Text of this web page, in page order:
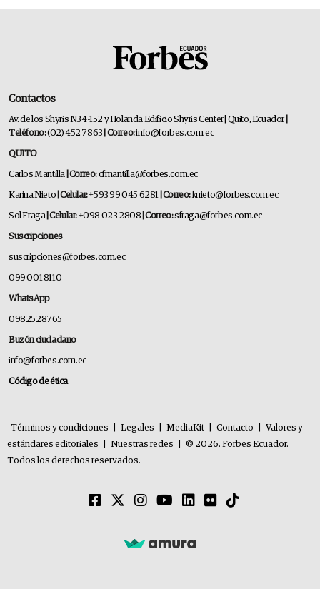
Contactos
Av. de los Shyris N34-152 y Holanda Edificio Shyris Center | Quito, Ecuador
Teléfono:(02) 452 7863 | Correo:info@forbes.com.ec
QUITO
Carlos Mantilla | Correo:cfmantilla@forbes.com.ec
Karina Nieto | Celular:+593 99 045 6281 | Correo:knieto@forbes.com.ec
Sol Fraga| Celular:+098 023 2808 | Correo:sfraga@forbes.com.ec
Suscripciones
suscripciones@forbes.com.ec
099 001 8110
WhatsApp
0982528765
Buzón ciudadano
info@forbes.com.ec
Código de ética
Términos y condiciones Legales MediaKit Contacto
Valores y
estándares editoriales
Nuestras redes
© 2026. Forbes Ecuador.
Todos los derechos reservados.